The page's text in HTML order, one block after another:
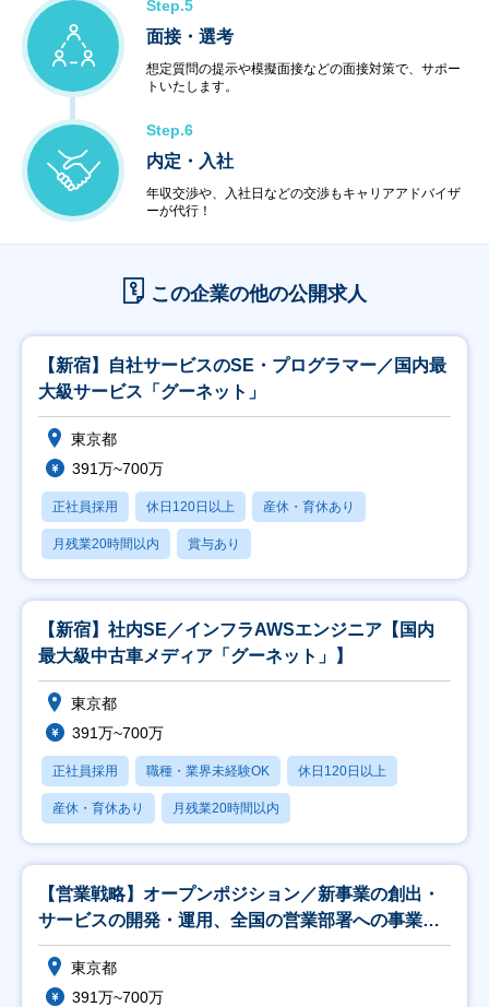
Step.5
面接・選考
想定質問の提示や模擬面接などの面接対策で、サポー
トいたします。
Step.6
内定・入社
年収交渉や、入社日などの交渉もキャリアアドバイザ
ーが代行！
この企業の他の公開求人
【新宿】自社サービスのSE・プログラマー／国内最
大級サービス「グーネット」
東京都
391万~700万
正社員採用 休日120日以上 産休・育休あり
月残業20時間以内 賞与あり
【新宿】社内SE／インフラAWSエンジニア【国内
最大級中古車メディア「グーネット」】
東京都
391万~700万
正社員採用 職種・業界未経験OK 休日120日以上
産休・育休あり 月残業20時間以内
【営業戦略】オープンポジション／新事業の創出・
サービスの開発・運用、全国の営業部署への事業推
進支援
東京都
391万~700万